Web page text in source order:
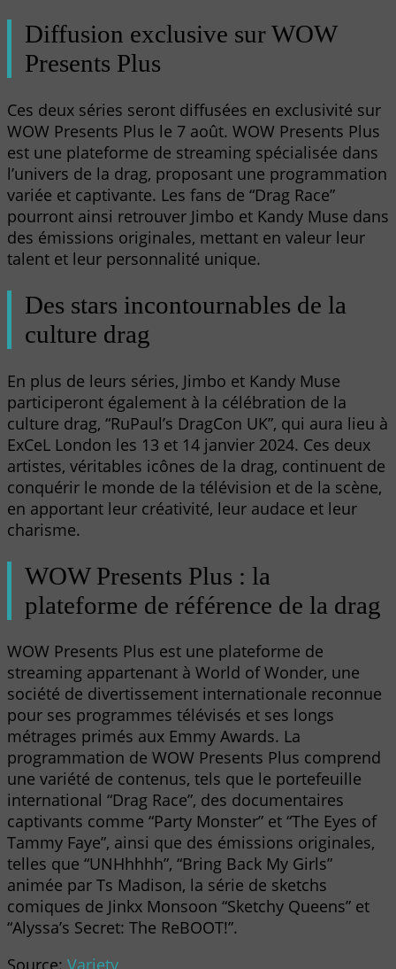
Diffusion exclusive sur WOW
Presents Plus
Ces deux séries seront diffusées en exclusivité sur
WOW Presents Plus le 7 août. WOW Presents Plus
est une plateforme de streaming spécialisée dans
l’univers de la drag, proposant une programmation
variée et captivante. Les fans de “Drag Race”
pourront ainsi retrouver Jimbo et Kandy Muse dans
des émissions originales, mettant en valeur leur
talent et leur personnalité unique.
Des stars incontournables de la
culture drag
En plus de leurs séries, Jimbo et Kandy Muse
participeront également à la célébration de la
culture drag, “RuPaul’s DragCon UK”, qui aura lieu à
ExCeL London les 13 et 14 janvier 2024. Ces deux
artistes, véritables icônes de la drag, continuent de
conquérir le monde de la télévision et de la scène,
en apportant leur créativité, leur audace et leur
charisme.
WOW Presents Plus : la
plateforme de référence de la drag
WOW Presents Plus est une plateforme de
streaming appartenant à World of Wonder, une
société de divertissement internationale reconnue
pour ses programmes télévisés et ses longs
métrages primés aux Emmy Awards. La
programmation de WOW Presents Plus comprend
une variété de contenus, tels que le portefeuille
international “Drag Race”, des documentaires
captivants comme “Party Monster” et “The Eyes of
Tammy Faye”, ainsi que des émissions originales,
telles que “UNHhhhh”, “Bring Back My Girls”
animée par Ts Madison, la série de sketchs
comiques de Jinkx Monsoon “Sketchy Queens” et
“Alyssa’s Secret: The ReBOOT!”.
Source: Variety